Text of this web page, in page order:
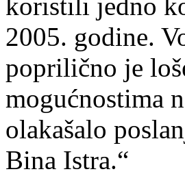
koristili jedno
2005. godine.
poprilično je
mogućnostima
olakašalo
Bina Istra.“